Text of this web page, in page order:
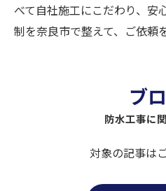
べて自社施工にこだわり、安
制を奈良市で整えて、ご依頼
ブ
防水工事に
対象の記事は